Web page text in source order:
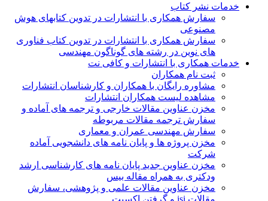
خدمات نشر کتاب
سفارش همکاری با انتشارات در تدوین کتابهای هوش
مصنوعی
سفارش همکاری با انتشارات در تدوین کتاب فناوری
های نوین در رشته های گوناگون مهندسی
خدمات همکاری با انتشارات و کافی نت
ثبت نام همکاران
مشاوره رایگان با همکاران و کارشناسان انتشارات
مشاهده لیست همکاران انتشارات
مخزن عناوین مقالات خارجی و ترجمه های آماده و
سفارش ترجمه مقالات مربوطه
سفارش مهندسی عمران و معماری
مخزن پروژه ها و پایان نامه های دانشجویی آماده
شرکت
مخزن عناوین جدید پایان نامه های کارشناسی ارشد
ودکتری به همراه مقاله بیس
مخزن عناوین مقالات علمی و پژوهشی، سفارش
مقالات isi و گرفتن اکسپت